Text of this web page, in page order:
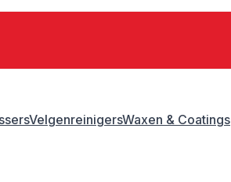
VelgenreinigersWaxen & Coatings